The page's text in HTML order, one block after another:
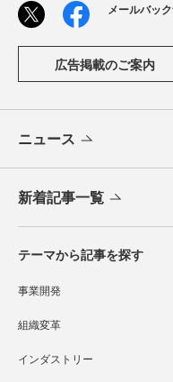
メールバッ
広告掲載のご案内
ニュース
新着記事一覧
テーマから記事を探す
事業開発
組織変革
インダストリー